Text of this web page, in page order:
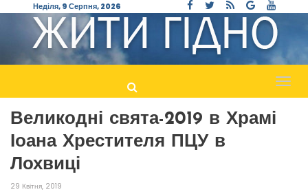
Неділя, 9 Серпня, 2026
Великодні свята-2019 в Храмі
Іоана Хрестителя ПЦУ в
Лохвиці
29 Квітня, 2019